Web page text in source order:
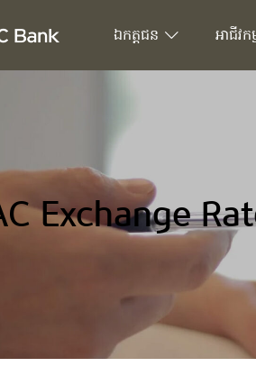
ឯកត្តជន អាជីវក
Exchange